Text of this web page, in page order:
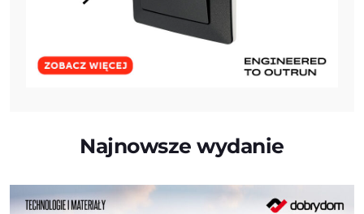
Najnowsze wydanie